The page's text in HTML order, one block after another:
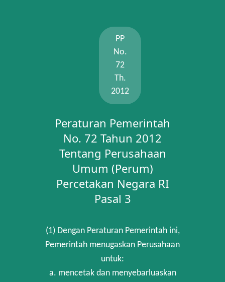
PP
No.
72
Th.
2012
Peraturan Pemerintah
No. 72 Tahun 2012
Tentang Perusahaan
Umum (Perum)
Percetakan Negara RI
Pasal 3
(1) Dengan Peraturan Pemerintah ini,
Pemerintah menugaskan Perusahaan
untuk:
a. mencetak dan menyebarluaskan